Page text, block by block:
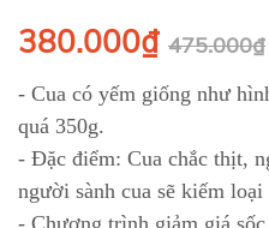
380.000₫ 475.000₫
- Cua có yếm giống như
quá 350g.
- Đặc điểm: Cua chắc thịt,
người sành cua sẽ kiếm